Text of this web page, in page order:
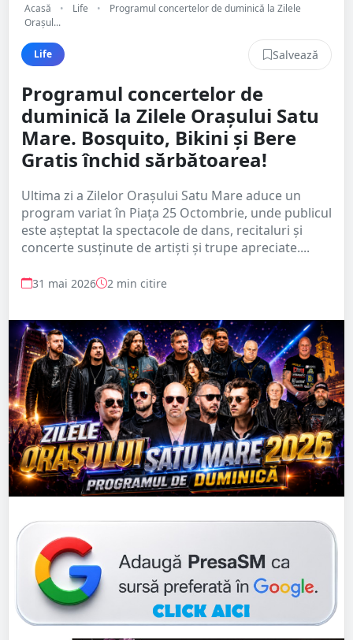
Acasă • Life •
Programul concertelor de duminică la Zilele
Orașul...
Life Salvează
Programul concertelor de
duminică la Zilele Orașului Satu
Mare. Bosquito, Bikini și Bere
Gratis închid sărbătoarea!
Ultima zi a Zilelor Orașului Satu Mare aduce un
program variat în Piața 25 Octombrie, unde publicul
este așteptat la spectacole de dans, recitaluri și
concerte susținute de artiști și trupe apreciate....
31 mai 2026 2 min citire